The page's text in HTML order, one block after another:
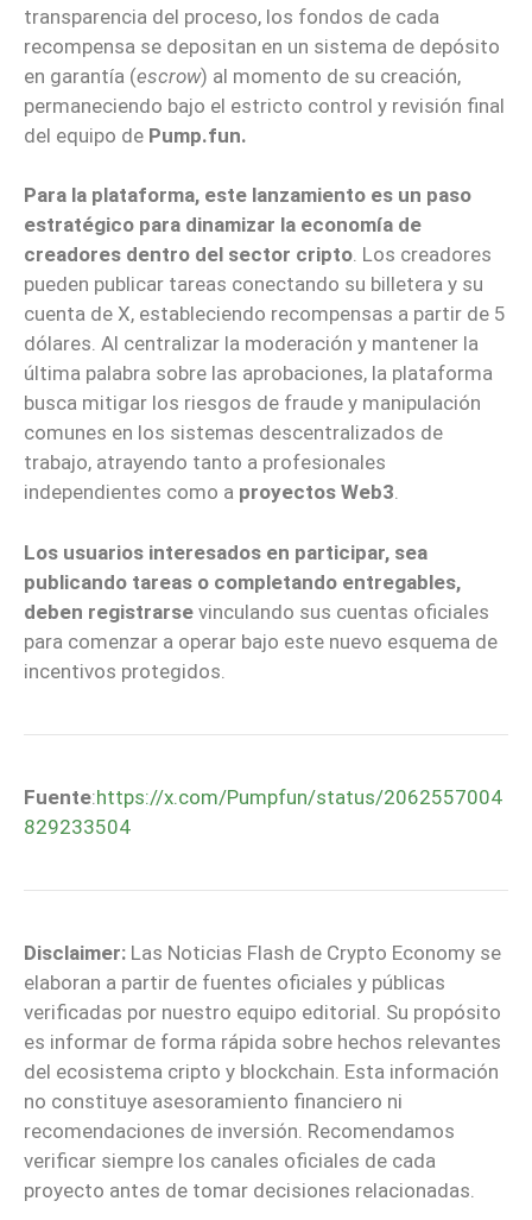
transparencia del proceso, los fondos de cada
recompensa se depositan en un sistema de depósito
en garantía (escrow) al momento de su creación,
permaneciendo bajo el estricto control y revisión final
del equipo de Pump.fun.
Para la plataforma, este lanzamiento es un paso
estratégico para dinamizar la economía de
creadores dentro del sector cripto. Los creadores
pueden publicar tareas conectando su billetera y su
cuenta de X, estableciendo recompensas a partir de 5
dólares. Al centralizar la moderación y mantener la
última palabra sobre las aprobaciones, la plataforma
busca mitigar los riesgos de fraude y manipulación
comunes en los sistemas descentralizados de
trabajo, atrayendo tanto a profesionales
independientes como a proyectos Web3.
Los usuarios interesados en participar, sea
publicando tareas o completando entregables,
deben registrarse vinculando sus cuentas oficiales
para comenzar a operar bajo este nuevo esquema de
incentivos protegidos.
Fuente:https://x.com/Pumpfun/status/2062557004
829233504
Disclaimer: Las Noticias Flash de Crypto Economy se
elaboran a partir de fuentes oficiales y públicas
verificadas por nuestro equipo editorial. Su propósito
es informar de forma rápida sobre hechos relevantes
del ecosistema cripto y blockchain. Esta información
no constituye asesoramiento financiero ni
recomendaciones de inversión. Recomendamos
verificar siempre los canales oficiales de cada
proyecto antes de tomar decisiones relacionadas.